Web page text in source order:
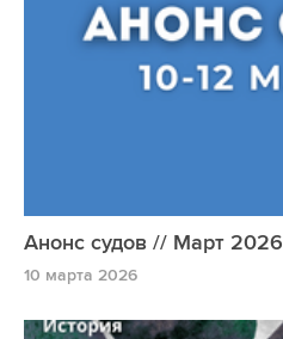
Анонс судов // Март 2026
10 марта 2026